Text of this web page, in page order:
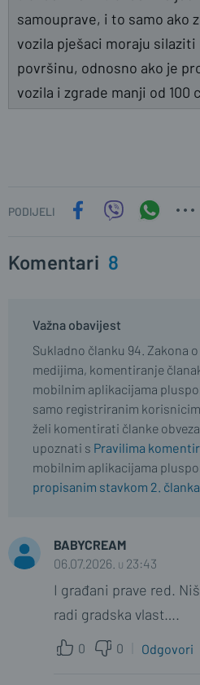
samouprave, i to samo ako
vozila pješaci moraju
površinu, odnosno ako je
vozila i zgrade manji od 100
PODIJELI
Komentari 8
Važna obavijest
Sukladno članku 94. Zakona
medijima, komentiranje
mobilnim aplikacijama
samo registriranim
želi komentirati članke
upoznati s Pravilima
mobilnim aplikacijama
propisanim stavkom 2.
BABYCREAM
06.07.2026. u 23:43
I građani prave red.
radi gradska vlast….
0 0 Odgovori